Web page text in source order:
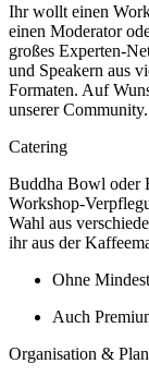
Ihr wollt einen
einen Moderator
großes Experten-
und Speakern aus
Formaten. Auf
unserer Community.
Catering
Buddha Bowl oder
Workshop-
Wahl aus
ihr aus der
Ohne
Auch
Organisation &